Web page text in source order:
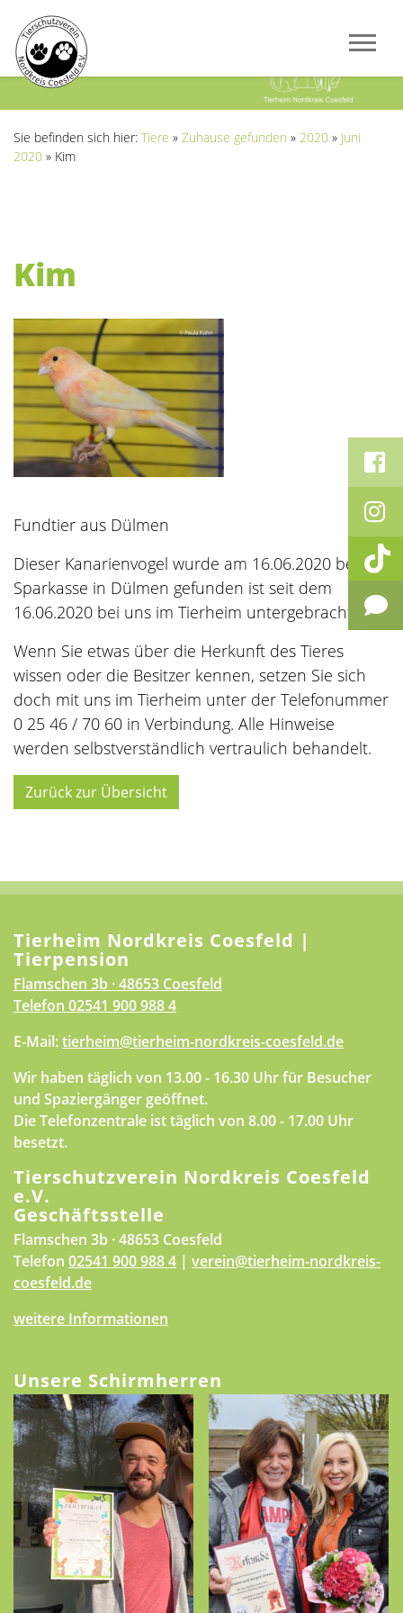
Sie befinden sich hier: Tiere » Zuhause gefunden » 2020 » Juni
2020 » Kim
Kim
Fundtier aus Dülmen
Dieser Kanarienvogel wurde am 16.06.2020 bei der
Sparkasse in Dülmen gefunden ist seit dem
16.06.2020 bei uns im Tierheim untergebracht.
Wenn Sie etwas über die Herkunft des Tieres
wissen oder die Besitzer kennen, setzen Sie sich
doch mit uns im Tierheim unter der Telefonummer
0 25 46 / 70 60 in Verbindung. Alle Hinweise
werden selbstverständlich vertraulich behandelt.
Zurück zur Übersicht
Tierheim Nordkreis Coesfeld |
Tierpension
Flamschen 3b · 48653 Coesfeld
Telefon 02541 900 988 4
E-Mail:tierheim@tierheim-nordkreis-coesfeld.de
Wir haben täglich von 13.00 - 16.30 Uhr für Besucher
und Spaziergänger geöffnet.
Die Telefonzentrale ist täglich von 8.00 - 17.00 Uhr
besetzt.
Tierschutzverein Nordkreis Coesfeld
e.V.
Geschäftsstelle
Flamschen 3b · 48653 Coesfeld
Telefon 02541 900 988 4 | verein@tierheim-nordkreis-
coesfeld.de
weitere Informationen
Unsere Schirmherren